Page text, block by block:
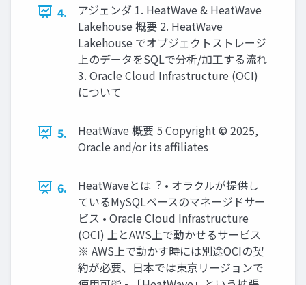
4.
アジェンダ 1. HeatWave & HeatWave
Lakehouse 概要 2. HeatWave
Lakehouse でオブジェクトストレージ
上のデータをSQLで分析/加⼯する流れ
3. Oracle Cloud Infrastructure (OCI)
について
5.
HeatWave 概要 5 Copyright © 2025,
Oracle and/or its affiliates
6.
HeatWaveとは︖ • オラクルが提供し
ているMySQLベースのマネージドサー
ビス • Oracle Cloud Infrastructure
(OCI) 上とAWS上で動かせるサービス
※ AWS上で動かす時には別途OCIの契
約が必要、⽇本では東京リージョンで